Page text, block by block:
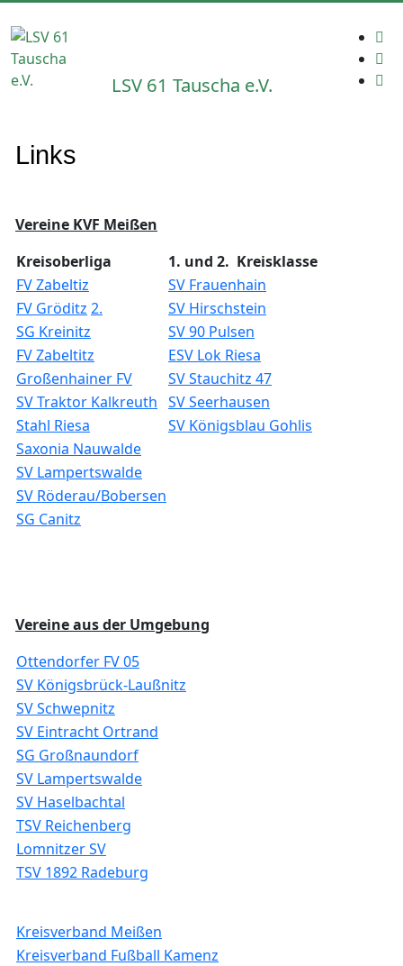
LSV 61 Tauscha e.V.
Links
Vereine KVF Meißen
Kreisoberliga
1. und 2. Kreisklasse
FV Zabeltiz
SV Frauenhain
FV Gröditz 2.
SV Hirschstein
SG Kreinitz
SV 90 Pulsen
FV Zabeltitz
ESV Lok Riesa
Großenhainer FV
SV Stauchitz 47
SV Traktor Kalkreuth SV Seerhausen
Stahl Riesa
SV Königsblau Gohlis
Saxonia Nauwalde
SV Lampertswalde
SV Röderau/Bobersen
SG Canitz
Vereine aus der Umgebung
Ottendorfer FV 05
SV Königsbrück-Laußnitz
SV Schwepnitz
SV Eintracht Ortrand
SG Großnaundorf
SV Lampertswalde
SV Haselbachtal
TSV Reichenberg
Lomnitzer SV
TSV 1892 Radeburg
Kreisverband Meißen
Kreisverband Fußball Kamenz